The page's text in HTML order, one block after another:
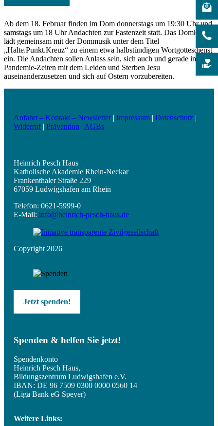
Ab dem 18. Februar finden im Dom donnerstags um 19:30 Uhr und
samstags um 18 Uhr Andachten zur Fastenzeit statt. Das Domkapitel
lädt gemeinsam mit der Dommusik unter dem Titel
„Halte.Punkt.Kreuz“ zu einem etwa halbstündigen Wortgottesdienst
ein. Die Andachten sollen Anlass sein, sich auch und gerade in
Pandemie-Zeiten mit dem Leiden und Sterben Jesu
auseinanderzusetzen und sich auf Ostern vorzubereiten.
Anfahrt – Kontakt – Newsletter | Impressum | Datenschutz |
Widerruf| Prävention | AGBs
Heinrich Pesch Haus
Katholische Akademie Rhein-Neckar
Frankenthaler Straße 229
67059 Ludwigshafen am Rhein
Telefon: 0621-5999-0
E-Mail: info@heinrich-pesch-haus.de
Copyright 2026
Jetzt spenden!
Spenden & helfen Sie jetzt!
Spendenkonto
Heinrich Pesch Haus,
Bildungszentrum Ludwigshafen e.V.
IBAN: DE 96 7509 0300 0000 0560 14
(Liga Bank eG Speyer)
Weitere Links: